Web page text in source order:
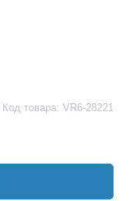
Код товара: VR6-28221